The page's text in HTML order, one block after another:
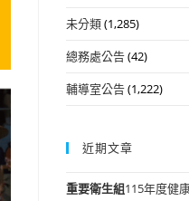
未分類(1,285)
總務處公告(42)
輔導室公告(1,222)
近期文章
重要衛生組115年度健